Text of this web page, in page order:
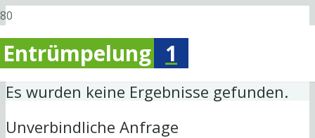
Entrümpelung 1
Es wurden keine Ergebnisse gefunden.
Unverbindliche Anfrage